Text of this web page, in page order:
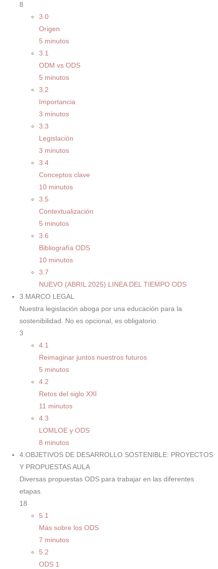
8
3.0
Origen
5 minutos
3.1
ODM vs ODS
5 minutos
3.2
Importancia
3 minutos
3.3
Legislación
3 minutos
3.4
Conceptos clave
10 minutos
3.5
Contextualización
5 minutos
3.6
Bibliografía ODS
10 minutos
3.7
NUEVO (ABRIL 2025) LINEA DEL TIEMPO ODS
3.MARCO LEGAL
Nuestra legislación aboga por una educación para la
sostenibilidad. No es opcional, es obligatorio.
3
4.1
Reimaginar juntos nuestros futuros
5 minutos
4.2
Retos del siglo XXI
11 minutos
4.3
LOMLOE y ODS
8 minutos
4.OBJETIVOS DE DESARROLLO SOSTENIBLE: PROYECTOS
Y PROPUESTAS AULA
Diversas propuestas ODS para trabajar en las diferentes
etapas.
18
5.1
Más sobre los ODS
7 minutos
5.2
ODS 1